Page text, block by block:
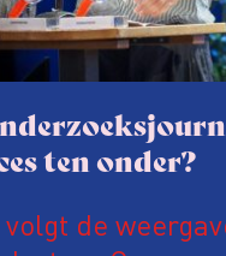
ten onder?
de